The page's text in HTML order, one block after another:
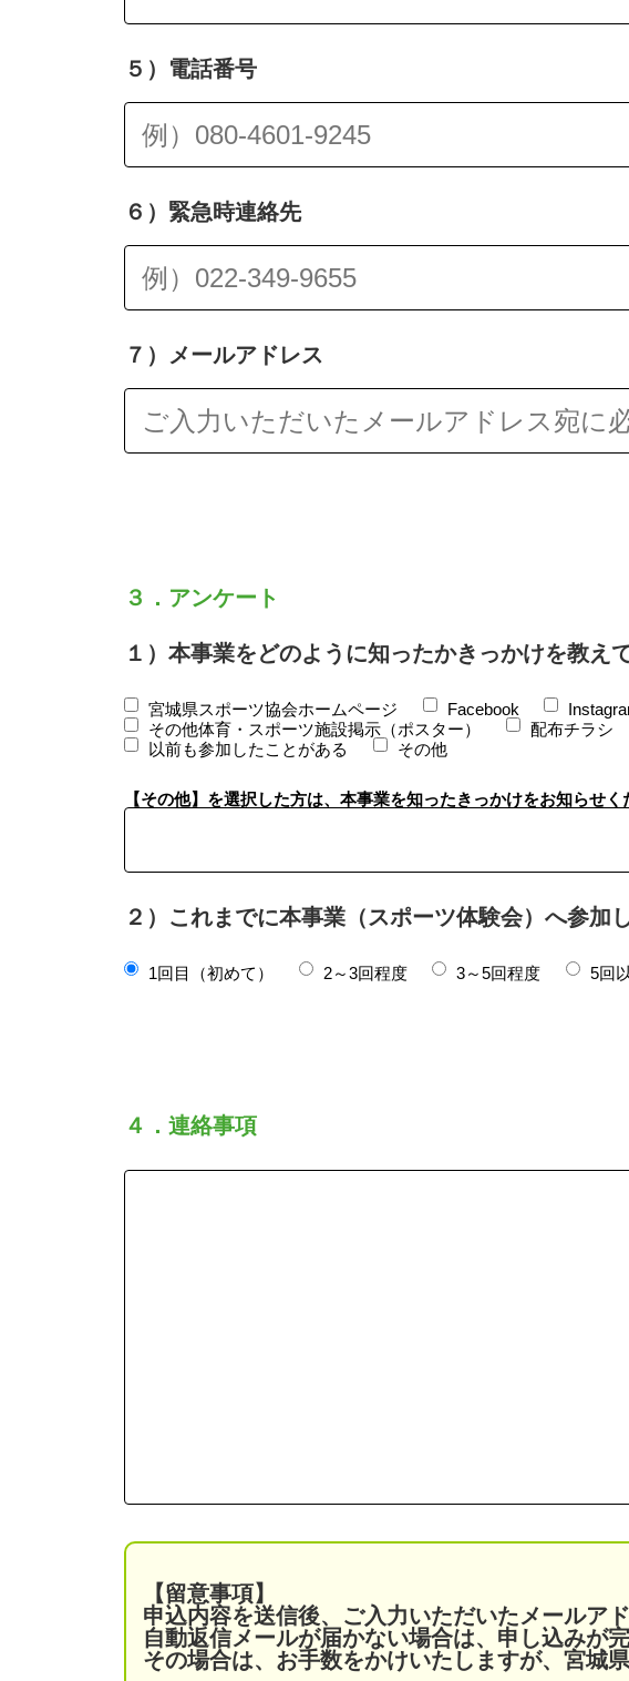
５）電話番号
６）緊急時連絡先
７）メールアドレス
３．アンケート
１）本事業をどのように知ったかきっかけを教え
宮城県スポーツ協会ホームページ Facebook
その他体育・スポーツ施設掲示（ポスター）
配布チラシ
以前も参加したことがある
その他
【その他】を選択した方は、本事業を知ったきっかけをお知らせく
２）これまでに本事業（スポーツ体験会）へ参加
1回目（初めて） 2～3回程度 3～5回程度 5回
４．連絡事項
【留意事項】
申込内容を送信後、ご入力いただいたメールア
自動返信メールが届かない場合は、申し込みが
その場合は、お手数をかけいたしますが、宮城